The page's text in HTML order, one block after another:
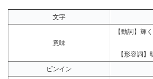
文字
意味
【動詞】輝
【形容詞
ピンイン